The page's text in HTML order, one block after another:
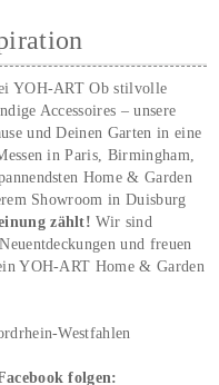
YOH‑ART Ob stilvolle
Accessoires – unsere
und Deinen Garten in eine
in Paris, Birmingham,
Home & Garden
Showroom in Duisburg
zählt!Wir sind
und freuen
YOH‑ART Home & Garden
Westfahlen
folgen: